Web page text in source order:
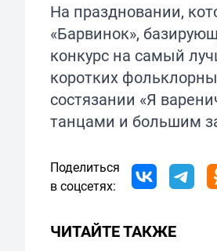
На праздновании,
«Барвинок»,
конкурс на самый
коротких
состязании «Я
танцами и большим
Поделиться
в соцсетях:
ЧИТАЙТЕ ТАКЖЕ